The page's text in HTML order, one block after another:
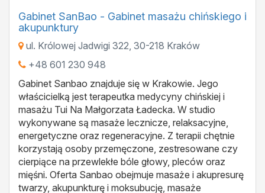
Gabinet SanBao - Gabinet masażu chińskiego i
akupunktury
ul. Królowej Jadwigi 322 30-218 Kraków
+48 601 230 948
Gabinet Sanbao znajduje się w Krakowie. Jego
właścicielką jest terapeutka medycyny chińskiej i
masażu Tui Na Małgorzata Ładecka. W studio
wykonywane są masaże lecznicze, relaksacyjne,
energetyczne oraz regeneracyjne. Z terapii chętnie
korzystają osoby przemęczone, zestresowane czy
cierpiące na przewlekłe bóle głowy, pleców oraz
mięśni. Oferta Sanbao obejmuje masaże i akupresurę
twarzy, akupunkturę i moksubucję, masaże